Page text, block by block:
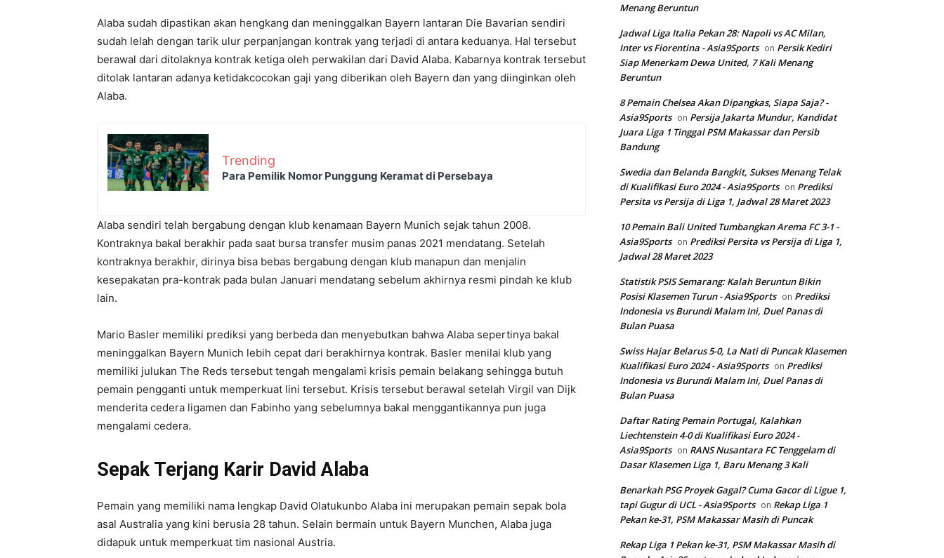
Alaba sudah dipastikan akan hengkang dan meninggalkan Bayern lantaran Die Bavarian sendiri
sudah lelah dengan tarik ulur perpanjangan kontrak yang terjadi di antara keduanya. Hal tersebut
berawal dari ditolaknya kontrak ketiga oleh perwakilan dari David Alaba. Kabarnya kontrak tersebut
ditolak lantaran adanya ketidakcocokan gaji yang diberikan oleh Bayern dan yang diinginkan oleh
Alaba.
Trending
Para Pemilik Nomor Punggung Keramat di Persebaya
Alaba sendiri telah bergabung dengan klub kenamaan Bayern Munich sejak tahun 2008.
Kontraknya bakal berakhir pada saat bursa transfer musim panas 2021 mendatang. Setelah
kontraknya berakhir, dirinya bisa bebas bergabung dengan klub manapun dan menjalin
kesepakatan pra-kontrak pada bulan Januari mendatang sebelum akhirnya resmi pindah ke klub
lain.
Mario Basler memiliki prediksi yang berbeda dan menyebutkan bahwa Alaba sepertinya bakal
meninggalkan Bayern Munich lebih cepat dari berakhirnya kontrak. Basler menilai klub yang
memiliki julukan The Reds tersebut tengah mengalami krisis pemain belakang sehingga butuh
pemain pengganti untuk memperkuat lini tersebut. Krisis tersebut berawal setelah Virgil van Dijk
menderita cedera ligamen dan Fabinho yang sebelumnya bakal menggantikannya pun juga
mengalami cedera.
Sepak Terjang Karir David Alaba
Pemain yang memiliki nama lengkap David Olatukunbo Alaba ini merupakan pemain sepak bola
asal Australia yang kini berusia 28 tahun. Selain bermain untuk Bayern Munchen, Alaba juga
didapuk untuk memperkuat tim nasional Austria.
Menang Beruntun
Jadwal Liga Italia Pekan 28: Napoli vs AC Milan,
Inter vs Fiorentina - Asia9Sports on Persik Kediri
Siap Menerkam Dewa United, 7 Kali Menang
Beruntun
8 Pemain Chelsea Akan Dipangkas, Siapa Saja? -
Asia9Sports on Persija Jakarta Mundur, Kandidat
Juara Liga 1 Tinggal PSM Makassar dan Persib
Bandung
Swedia dan Belanda Bangkit, Sukses Menang Telak
di Kualifikasi Euro 2024 - Asia9Sports on Prediksi
Persita vs Persija di Liga 1, Jadwal 28 Maret 2023
10 Pemain Bali United Tumbangkan Arema FC 3-1 -
Asia9Sports on Prediksi Persita vs Persija di Liga 1,
Jadwal 28 Maret 2023
Statistik PSIS Semarang: Kalah Beruntun Bikin
Posisi Klasemen Turun - Asia9Sports on Prediksi
Indonesia vs Burundi Malam Ini, Duel Panas di
Bulan Puasa
Swiss Hajar Belarus 5-0, La Nati di Puncak Klasemen
Kualifikasi Euro 2024 - Asia9Sports on Prediksi
Indonesia vs Burundi Malam Ini, Duel Panas di
Bulan Puasa
Daftar Rating Pemain Portugal, Kalahkan
Liechtenstein 4-0 di Kualifikasi Euro 2024 -
Asia9Sports on RANS Nusantara FC Tenggelam di
Dasar Klasemen Liga 1, Baru Menang 3 Kali
Benarkah PSG Proyek Gagal? Cuma Gacor di Ligue 1,
tapi Gugur di UCL - Asia9Sports on Rekap Liga 1
Pekan ke-31, PSM Makassar Masih di Puncak
Rekap Liga 1 Pekan ke-31, PSM Makassar Masih di